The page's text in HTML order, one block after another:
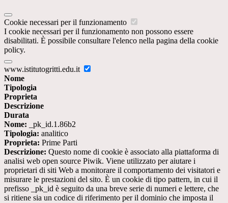
Cookie necessari per il funzionamento
I cookie necessari per il funzionamento non possono essere
disabilitati. È possibile consultare l'elenco nella pagina della cookie
policy.
www.istitutogritti.edu.it
Nome
Tipologia
Proprieta
Descrizione
Durata
Nome: _pk_id.1.86b2
Tipologia: analitico
Proprieta: Prime Parti
Descrizione: Questo nome di cookie è associato alla piattaforma di
analisi web open source Piwik. Viene utilizzato per aiutare i
proprietari di siti Web a monitorare il comportamento dei visitatori e
misurare le prestazioni del sito. È un cookie di tipo pattern, in cui il
prefisso _pk_id è seguito da una breve serie di numeri e lettere, che
si ritiene sia un codice di riferimento per il dominio che imposta il